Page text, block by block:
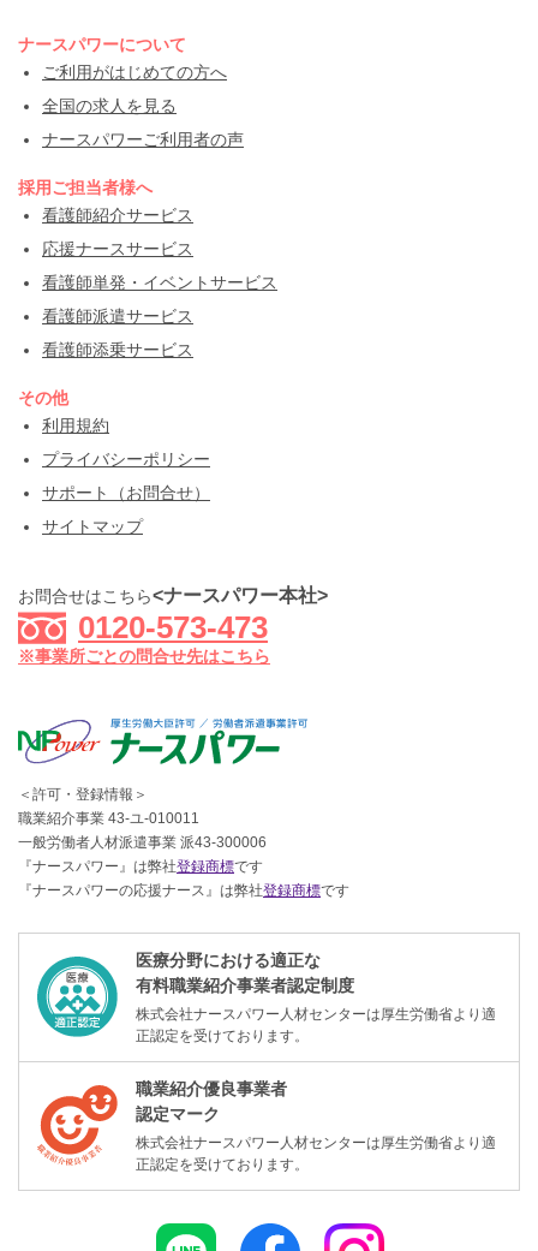
ナースパワーについて
ご利用がはじめての方へ
全国の求人を見る
ナースパワーご利用者の声
採用ご担当者様へ
看護師紹介サービス
応援ナースサービス
看護師単発・イベントサービス
看護師派遣サービス
看護師添乗サービス
その他
利用規約
プライバシーポリシー
サポート（お問合せ）
サイトマップ
お問合せはこちら<ナースパワー本社>
0120-573-473
※事業所ごとの問合せ先はこちら
＜許可・登録情報＞
職業紹介事業 43-ユ-010011
一般労働者人材派遣事業 派43-300006
『ナースパワー』は弊社登録商標です
『ナースパワーの応援ナース』は弊社登録商標です
医療分野における適正な
有料職業紹介事業者認定制度
株式会社ナースパワー人材センターは厚生労働省より適
正認定を受けております。
職業紹介優良事業者
認定マーク
株式会社ナースパワー人材センターは厚生労働省より適
正認定を受けております。